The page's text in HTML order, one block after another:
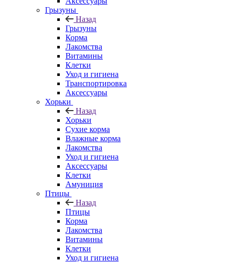
Грызуны
Назад
Грызуны
Корма
Лакомства
Витамины
Клетки
Уход и гигиена
Транспортировка
Аксессуары
Хорьки
Назад
Хорьки
Сухие корма
Влажные корма
Лакомства
Уход и гигиена
Аксессуары
Клетки
Амуниция
Птицы
Назад
Птицы
Корма
Лакомства
Витамины
Клетки
Уход и гигиена